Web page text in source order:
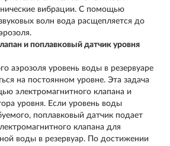
вибрации. С помощью
волн вода расщепляется до
и поплавковый датчик уровня
аэрозоля уровень воды в резервуаре
на постоянном уровне. Эта задача
электромагнитного клапана и
уровня. Если уровень воды
поплавковый датчик подает
клапана для
воды в резервуар. По достижении